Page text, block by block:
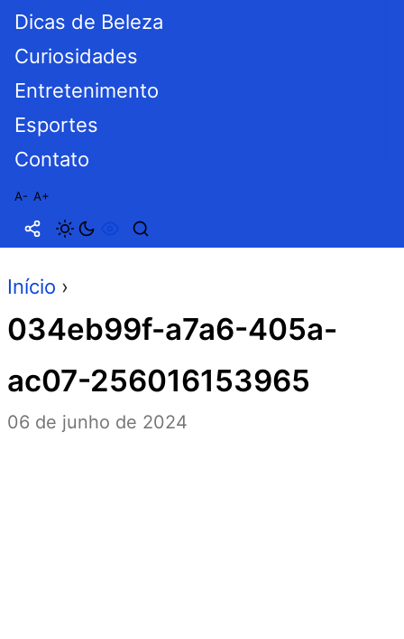
Dicas de Beleza
Curiosidades
Entretenimento
Esportes
Contato
A- A+
Início ›
034eb99f-a7a6-405a-
ac07-256016153965
06 de junho de 2024